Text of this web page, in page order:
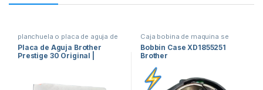
planchuela o placa de aguja de
maquina de coser, repuestos de
maquinas de coser
Placa de Aguja Brother
Prestige 30 Original |
Caja bobina de maquina se
coser , repuestos de maquinas
de coser
Bobbin Case XD1855251
Brother